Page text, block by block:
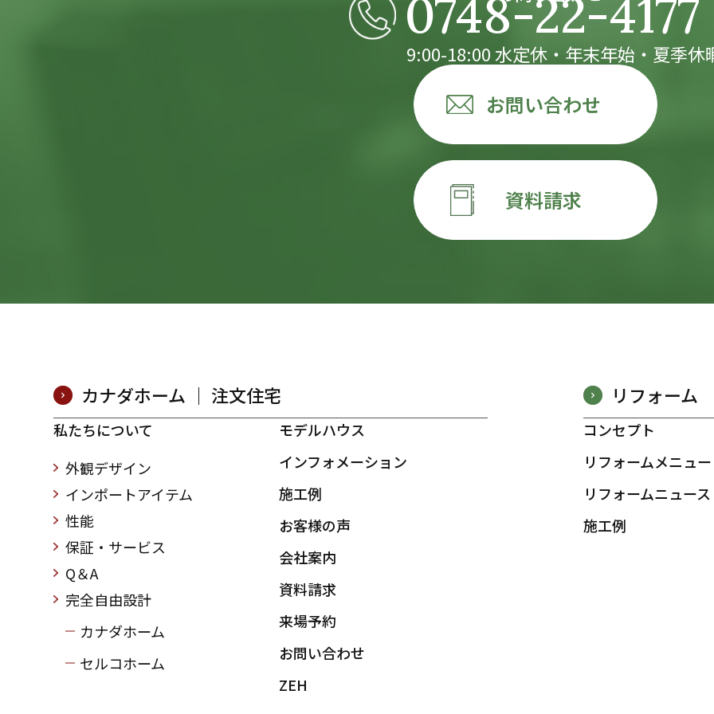
0748-22-4177
9:00-18:00 水定休・年末年始・夏季休
お問い合わせ
資料請求
カナダホーム ｜ 注文住宅
私たちについて
外観デザイン
インポートアイテム
性能
保証・サービス
Q＆A
完全自由設計
カナダホーム
セルコホーム
モデルハウス
インフォメーション
施工例
お客様の声
会社案内
資料請求
来場予約
お問い合わせ
ZEH
リフォーム
コンセプト
リフォームメニュー
リフォームニュース
施工例